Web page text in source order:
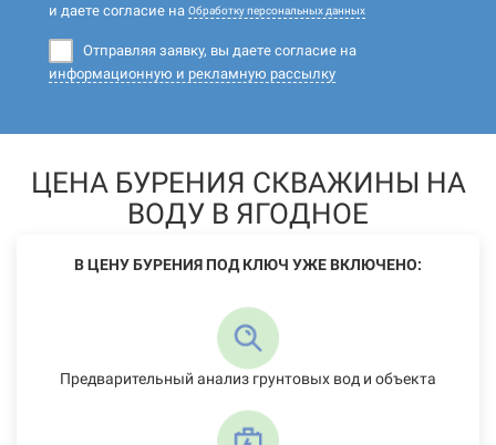
и даете согласие на Обработку персональных данных
Отправляя заявку, вы даете согласие на
информационную и рекламную рассылку
ЦЕНА БУРЕНИЯ СКВАЖИНЫ НА
ВОДУ В ЯГОДНОЕ
В ЦЕНУ БУРЕНИЯ ПОД КЛЮЧ УЖЕ ВКЛЮЧЕНО:
Предварительный анализ грунтовых вод и объекта